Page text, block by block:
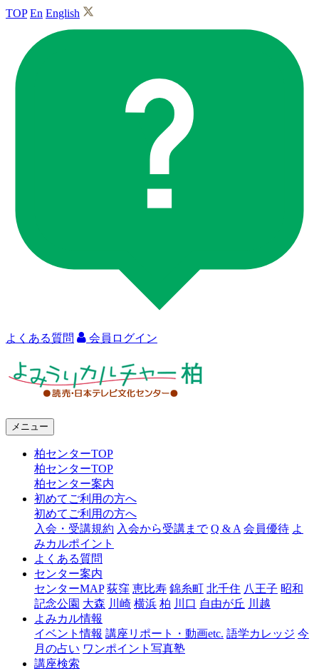
TOP En English
よくある質問 会員ログイン
ャ
メニュー
柏センターTOP
柏センターTOP
柏センター案内
初めてご利用の方へ
初めてご利用の方へ
入会・受講規約 入会から受講まで Q & A 会員優待 よ
みカルポイント
よくある質問
センター案内
センターMAP 荻窪 恵比寿 錦糸町 北千住 八王子 昭和
記念公園 大森 川崎 横浜 柏 川口 自由が丘 川越
よみカル情報
イベント情報 講座リポート・動画etc. 語学カレッジ 今
月の占い ワンポイント写真塾
講座検索